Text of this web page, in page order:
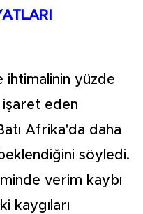
ihtimalinin yüzde
işaret eden
Afrika'da daha
söyledi.
verim kaybı
kaygıları